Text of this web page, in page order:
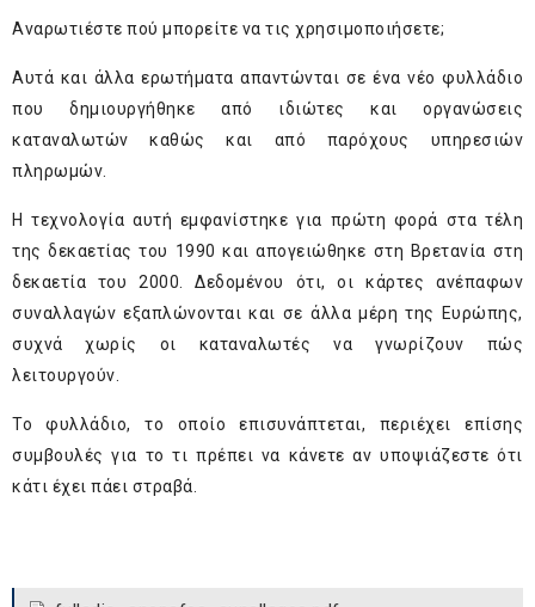
Αναρωτιέστε πού μπορείτε να τις χρησιμοποιήσετε;
Αυτά και άλλα ερωτήματα απαντώνται σε ένα νέο φυλλάδιο
που δημιουργήθηκε από ιδιώτες και οργανώσεις
καταναλωτών καθώς και από παρόχους υπηρεσιών
πληρωμών.
H τεχνολογία αυτή εμφανίστηκε για πρώτη φορά στα τέλη
της δεκαετίας του 1990 και απογειώθηκε στη Βρετανία στη
δεκαετία του 2000. Δεδομένου ότι, οι κάρτες ανέπαφων
συναλλαγών εξαπλώνονται και σε άλλα μέρη της Ευρώπης,
συχνά χωρίς οι καταναλωτές να γνωρίζουν πώς
λειτουργούν.
Το φυλλάδιο, το οποίο επισυνάπτεται, περιέχει επίσης
συμβουλές για το τι πρέπει να κάνετε αν υποψιάζεστε ότι
κάτι έχει πάει στραβά.